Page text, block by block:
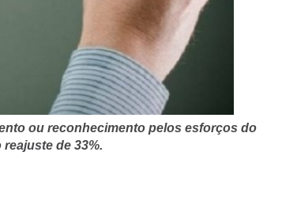
ou reconhecimento pelos esforços do
de 33%.